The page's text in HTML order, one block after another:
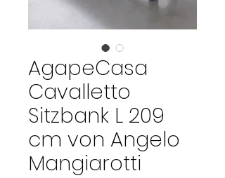
AgapeCasa
Cavalletto
Sitzbank L 209
cm von Angelo
Mangiarotti